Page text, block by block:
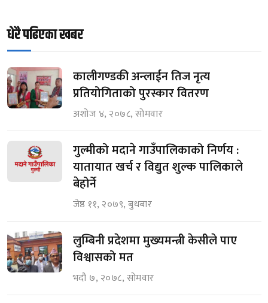
धेरै पढिएका खबर
कालीगण्डकी अन्लाईन तिज नृत्य
प्रतियोगिताको पुरस्कार वितरण
अशोज ४, २०७८, सोमवार
गुल्मीको मदाने गाउँपालिकाको निर्णय :
यातायात खर्च र विद्युत शुल्क पालिकाले
बेहोर्ने
जेष्ठ ११, २०७९, बुधबार
लुम्बिनी प्रदेशमा मुख्यमन्त्री केसीले पाए
विश्वासको मत
भदौ ७, २०७८, सोमवार